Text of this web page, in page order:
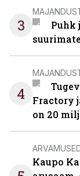
3
Puhk
4
Fractory
on 20
Kaupo